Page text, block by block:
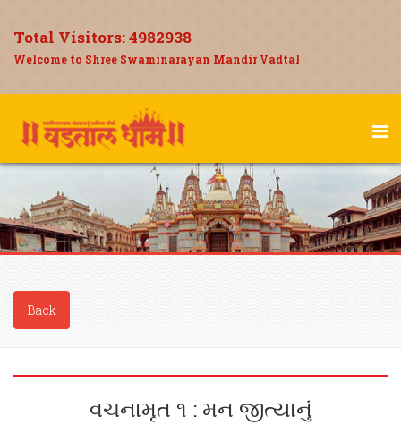
Total Visitors:4982938
Welcome to Shree Swaminarayan Mandir Vadtal
Back
વચનામૃત ૧ : મન જીત્યાનું